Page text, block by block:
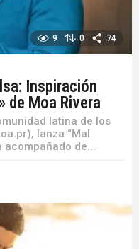
9 0 74
Inspiración
de Moa Rivera
latina de los
lanza “Mal
acompañado de...